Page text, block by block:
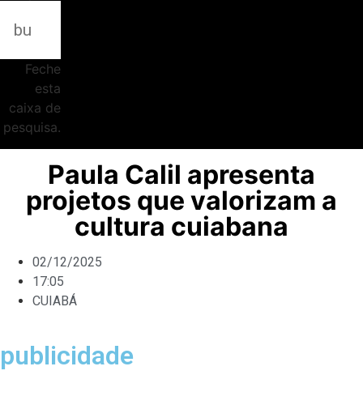
Feche
esta
caixa de
pesquisa.
Paula Calil apresenta
projetos que valorizam a
cultura cuiabana
02/12/2025
17:05
CUIABÁ
publicidade